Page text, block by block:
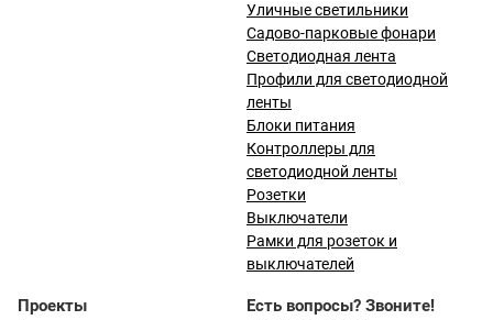
Уличные светильники
Садово-парковые фонари
Светодиодная лента
Профили для светодиодной
ленты
Блоки питания
Контроллеры для
светодиодной ленты
Розетки
Выключатели
Рамки для розеток и
выключателей
Проекты Есть вопросы? Звоните!